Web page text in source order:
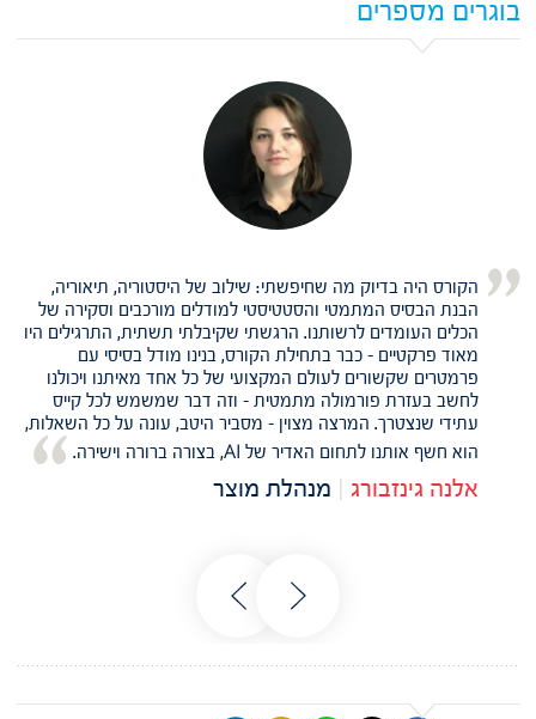
בוגרים מספרים
הקורס היה בדיוק מה שחיפשתי: שילוב של היסטוריה, תיאוריה,
הבנת הבסיס המתמטי והסטטיסטי למודלים מורכבים וסקירה של
הכלים העומדים לרשותנו. הרגשתי שקיבלתי תשתית, התרגילים היו
מאוד פרקטיים - כבר בתחילת הקורס, בנינו מודל בסיסי עם
פרמטרים שקשורים לעולם המקצועי של כל אחד מאיתנו ויכולנו
לחשב בעזרת פורמולה מתמטית - וזה דבר שמשמש לכל קייס
עתידי שנצטרך. המרצה מצוין - מסביר היטב, עונה על כל השאלות,
הוא חשף אותנו לתחום האדיר של AI, בצורה ברורה וישירה.
אלנה גינזבורג מנהלת מוצר